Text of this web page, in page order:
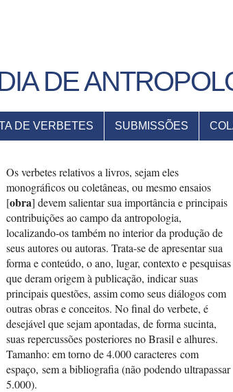
DE
DE VERBETES SUBMISSÕES
Os verbetes relativos a livros, sejam eles
monográficos ou coletâneas, ou mesmo ensaios
[obra] devem salientar sua importância e principais
contribuições ao campo da antropologia,
localizando-os também no interior da produção de
seus autores ou autoras. Trata-se de apresentar sua
forma e conteúdo, o ano, lugar, contexto e pesquisas
que deram origem à publicação, indicar suas
principais questões, assim como seus diálogos com
outras obras e conceitos. No final do verbete, é
desejável que sejam apontadas, de forma sucinta,
suas repercussões posteriores no Brasil e alhures.
Tamanho: em torno de 4.000 caracteres com
espaço, sem a bibliografia (não podendo ultrapassar
5.000).